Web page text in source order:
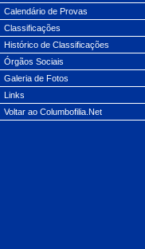
Calendário de Provas
Classificações
Histórico de Classificações
Órgãos Sociais
Galeria de Fotos
Links
Voltar ao Columbofilia.Net